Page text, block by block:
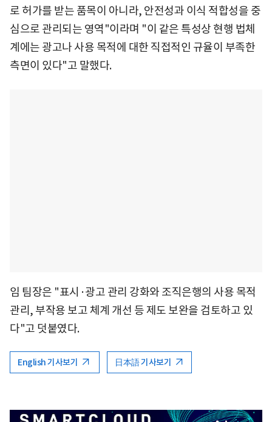
로 허가를 받는 품목이 아니라, 안전성과 이식 적합성을 중
심으로 관리되는 영역"이라며 "이 같은 특성상 현행 법체
계에는 광고나 사용 목적에 대한 직접적인 규율이 부족한
측면이 있다"고 말했다.
임 팀장은 "표시·광고 관리 강화와 조직은행의 사용 목적
관리, 부작용 보고 체계 개선 등 제도 보완을 검토하고 있
다"고 덧붙였다.
English 기사보기 日本語 기사보기